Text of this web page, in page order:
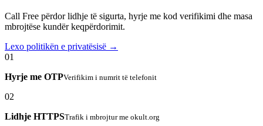
Call Free përdor lidhje të sigurta, hyrje me kod verifikimi dhe masa
mbrojtëse kundër keqpërdorimit.
Lexo politikën e privatësisë →
01
Hyrje me OTPVerifikim i numrit të telefonit
02
Lidhje HTTPSTrafik i mbrojtur me okult.org